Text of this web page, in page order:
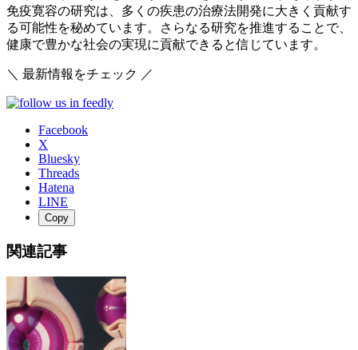
免疫寛容の研究は、多くの疾患の治療法開発に大きく貢献す
る可能性を秘めています。
さらなる研究を推進することで、
健康で豊かな社会の実現に貢献できると信じています。
＼ 最新情報をチェック ／
Facebook
X
Bluesky
Threads
Hatena
LINE
Copy
関連記事